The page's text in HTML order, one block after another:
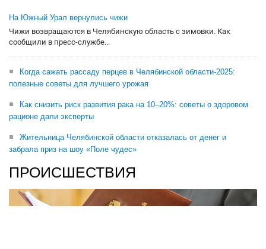
На Южный Урал вернулись чижи
Чижи возвращаются в Челябинскую область с зимовки. Как
сообщили в пресс-службе...
Когда сажать рассаду перцев в Челябинской области-2025:
полезные советы для лучшего урожая
Как снизить риск развития рака на 10–20%: советы о здоровом
рационе дали эксперты
Жительница Челябинской области отказалась от денег и
забрала приз на шоу «Поле чудес»
ПРОИСШЕСТВИЯ